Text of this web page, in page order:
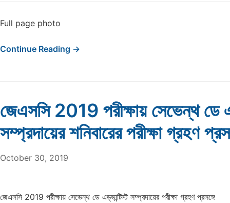
Full page photo
Continue Reading →
জেএসসি 2019 পরীক্ষায় সেভেন্থ ডে
সম্প্রদায়ের শনিবারের পরীক্ষা গ্রহণ
October 30, 2019
জেএসসি 2019 পরীক্ষায় সেভেন্থ ডে এড্ভান্টিস্ট সম্প্রদায়ের পরীক্ষা গ্রহণ প্রসঙ্গে